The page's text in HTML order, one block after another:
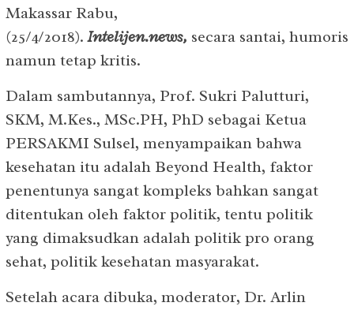
Makassar Rabu,
(25/4/2018).Intelijen.news, secara santai, humoris
namun tetap kritis.
Dalam sambutannya, Prof. Sukri Palutturi,
SKM, M.Kes., MSc.PH, PhD sebagai Ketua
PERSAKMI Sulsel, menyampaikan bahwa
kesehatan itu adalah Beyond Health, faktor
penentunya sangat kompleks bahkan sangat
ditentukan oleh faktor politik, tentu politik
yang dimaksudkan adalah politik pro orang
sehat, politik kesehatan masyarakat.
Setelah acara dibuka, moderator, Dr. Arlin